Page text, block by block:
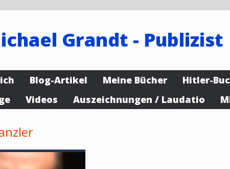
Grandt - Publizist
Blog-Artikel Meine Bücher Hitler-
Videos Auszeichnungen / Laudatio